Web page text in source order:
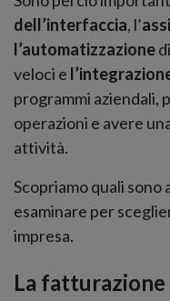
dell’interfaccia, l’
l’automatizzazione
veloci e
programmi aziendali,
operazioni e avere
attività.
Scopriamo quali sono
esaminare per
impresa.
La fatturazione